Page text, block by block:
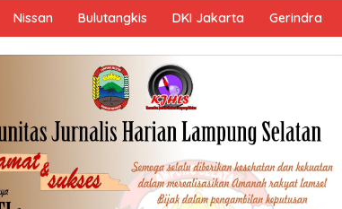
Nissan Bulutangkis DKI Jakarta Gerindra